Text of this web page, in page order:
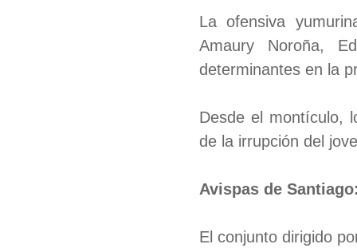
La ofensiva
Amaury Noroña,
determinantes en la
Desde el montículo,
de la irrupción del
Avispas de
El conjunto dirigido